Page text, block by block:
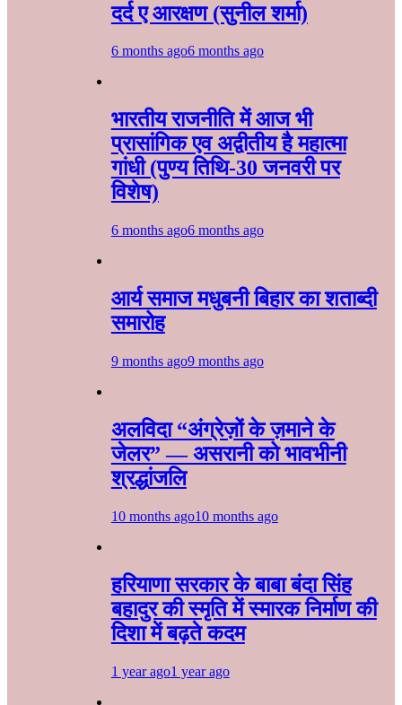
दर्द ए आरक्षण (सुनील शर्मा)
6 months ago6 months ago
भारतीय राजनीति में आज भी
प्रासांगिक एव अद्वीतीय है महात्मा
गांधी (पुण्य तिथि-30 जनवरी पर
विशेष)
6 months ago6 months ago
आर्य समाज मधुबनी बिहार का शताब्दी
समारोह
9 months ago9 months ago
अलविदा “अंग्रेज़ों के ज़माने के
जेलर” — असरानी को भावभीनी
श्रद्धांजलि
10 months ago10 months ago
हरियाणा सरकार के बाबा बंदा सिंह
बहादुर की स्मृति में स्मारक निर्माण की
दिशा में बढ़ते कदम
1 year ago1 year ago